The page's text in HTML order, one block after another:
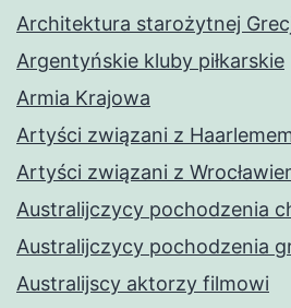
Architektura starożytnej
Argentyńskie kluby piłkarskie
Armia Krajowa
Artyści związani z
Artyści związani z
Australijczycy pochodzenia
Australijczycy pochodzenia
Australijscy aktorzy filmowi